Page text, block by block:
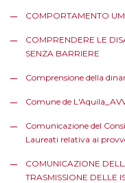
COMPORTAMENTO
COMPRENDERE LE
SENZA BARRIERE
Comprensione della
Comune de
Comunicazione del
Laureati relativa ai
COMUNICAZIONE
TRASMISSIONE DELLE